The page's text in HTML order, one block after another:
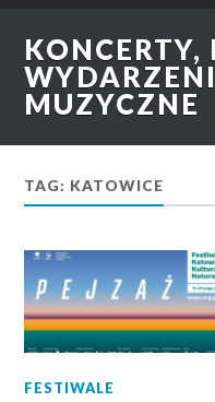
KONCERTY,
MUZYCZNE
TAG: KATOWICE
FESTIWALE